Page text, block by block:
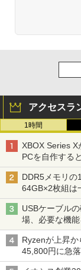
アクセスラ
1時間
XBOX Series
PCを自作する
ーム』】
DDR5メモリの
64GB×2枚組は
USBケーブル
場、必要な機
Ryzenが上昇
45,800円に急
前半のCPU価